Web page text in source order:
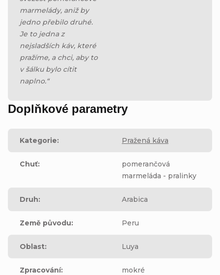
marmelády, aniž by
jedno přebilo druhé.
Je to jedna z
nejsladších káv, které
pražíme, a chci, aby to
v šálku bylo cítit
naplno.“
Doplňkové parametry
Kategorie: Pražená káva
Chuť:
pomerančová
marmeláda - pralinky
Druh: Arabica
Země původu: Peru
Oblast: Luya
Zpracování: mokré